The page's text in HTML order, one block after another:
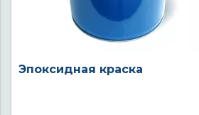
Эпоксидная краска